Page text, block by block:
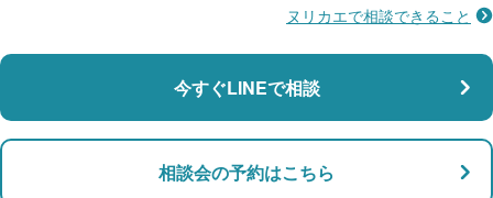
瑕疵保険
支払い対応
マンション・アパート対応
店舗・事務所対応
ヌリカエで相談できること
今すぐLINEで相談
相談会の予約はこちら